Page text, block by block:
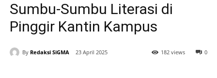
Sumbu-Sumbu Literasi di
Pinggir Kantin Kampus
By Redaksi SiGMA 23 April 2025 0
182 views